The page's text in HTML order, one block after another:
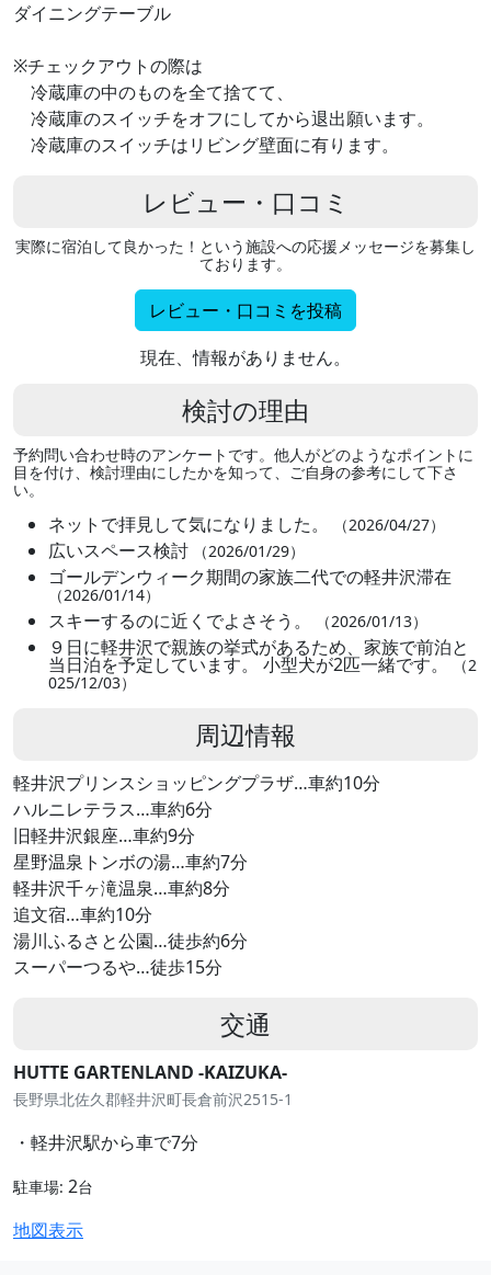
ダイニングテーブル
※チェックアウトの際は
冷蔵庫の中のものを全て捨てて、
冷蔵庫のスイッチをオフにしてから退出願います。
冷蔵庫のスイッチはリビング壁面に有ります。
レビュー・口コミ
実際に宿泊して良かった！という施設への応援メッセージを募集し
ております。
レビュー・口コミを投稿
現在、情報がありません。
検討の理由
予約問い合わせ時のアンケートです。他人がどのようなポイントに
目を付け、検討理由にしたかを知って、ご自身の参考にして下さ
い。
ネットで拝見して気になりました。 （2026/04/27）
広いスペース検討 （2026/01/29）
ゴールデンウィーク期間の家族二代での軽井沢滞在
（2026/01/14）
スキーするのに近くでよさそう。 （2026/01/13）
９日に軽井沢で親族の挙式があるため、家族で前泊と
当日泊を予定しています。 小型犬が2匹一緒です。
（2
025/12/03）
周辺情報
軽井沢プリンスショッピングプラザ…車約10分
ハルニレテラス…車約6分
旧軽井沢銀座…車約9分
星野温泉トンボの湯…車約7分
軽井沢千ヶ滝温泉…車約8分
追文宿…車約10分
湯川ふるさと公園…徒歩約6分
スーパーつるや…徒歩15分
交通
HUTTE GARTENLAND -KAIZUKA-
長野県北佐久郡軽井沢町長倉前沢2515-1
・軽井沢駅から車で7分
駐車場: 2台
地図表示